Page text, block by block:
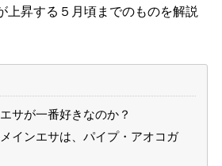
上昇する５月頃までのものを解説
サが一番好きなのか？
インエサは、パイプ・アオコガ